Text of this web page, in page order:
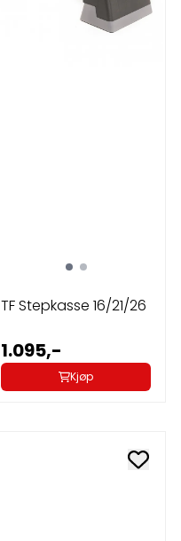
TF Stepkasse 16/21/26
1.095,-
Kjøp